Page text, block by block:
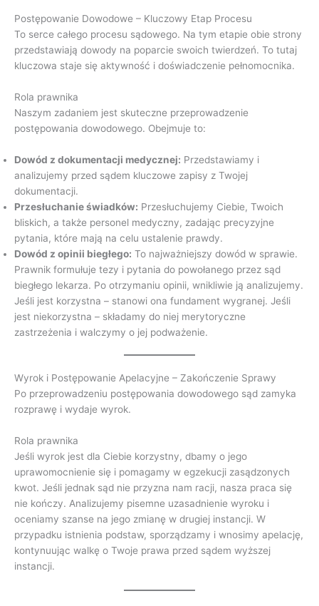
Postępowanie Dowodowe – Kluczowy Etap Procesu
To serce całego procesu sądowego. Na tym etapie obie strony
przedstawiają dowody na poparcie swoich twierdzeń. To tutaj
kluczowa staje się aktywność i doświadczenie pełnomocnika.
Rola prawnika
Naszym zadaniem jest skuteczne przeprowadzenie
postępowania dowodowego. Obejmuje to:
Dowód z dokumentacji medycznej: Przedstawiamy i
analizujemy przed sądem kluczowe zapisy z Twojej
dokumentacji.
Przesłuchanie świadków: Przesłuchujemy Ciebie, Twoich
bliskich, a także personel medyczny, zadając precyzyjne
pytania, które mają na celu ustalenie prawdy.
Dowód z opinii biegłego: To najważniejszy dowód w sprawie.
Prawnik formułuje tezy i pytania do powołanego przez sąd
biegłego lekarza. Po otrzymaniu opinii, wnikliwie ją analizujemy.
Jeśli jest korzystna – stanowi ona fundament wygranej. Jeśli
jest niekorzystna – składamy do niej merytoryczne
zastrzeżenia i walczymy o jej podważenie.
Wyrok i Postępowanie Apelacyjne – Zakończenie Sprawy
Po przeprowadzeniu postępowania dowodowego sąd zamyka
rozprawę i wydaje wyrok.
Rola prawnika
Jeśli wyrok jest dla Ciebie korzystny, dbamy o jego
uprawomocnienie się i pomagamy w egzekucji zasądzonych
kwot. Jeśli jednak sąd nie przyzna nam racji, nasza praca się
nie kończy. Analizujemy pisemne uzasadnienie wyroku i
oceniamy szanse na jego zmianę w drugiej instancji. W
przypadku istnienia podstaw, sporządzamy i wnosimy apelację,
kontynuując walkę o Twoje prawa przed sądem wyższej
instancji.